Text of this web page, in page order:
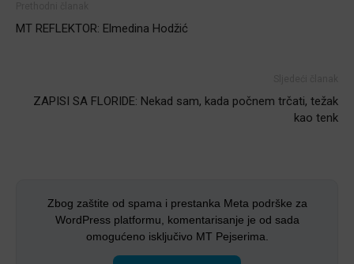
MT REFLEKTOR: Elmedina Hodžić
ZAPISI SA FLORIDE: Nekad sam, kada počnem trčati, težak
kao tenk
Zbog zaštite od spama i prestanka Meta podrške za
WordPress platformu, komentarisanje je od sada
omogućeno isključivo MT Pejserima.